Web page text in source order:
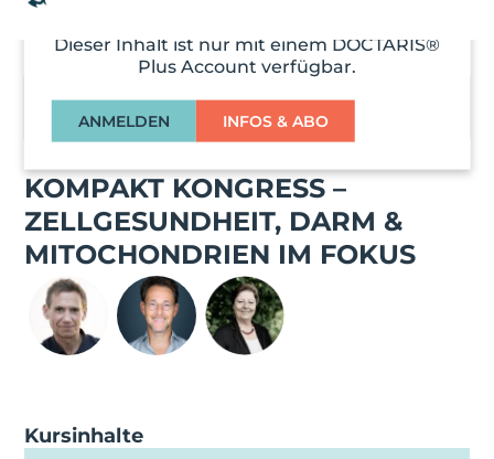
Dieser Inhalt ist nur mit einem DOCTARIS®
Plus Account verfügbar.
ANMELDEN INFOS & ABO
KOMPAKT KONGRESS –
ZELLGESUNDHEIT, DARM &
MITOCHONDRIEN IM FOKUS
Kursinhalte